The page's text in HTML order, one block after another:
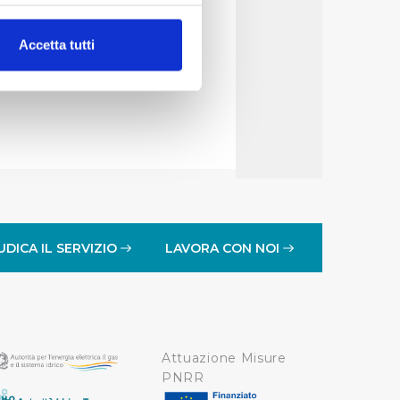
(impronte
informazioni sul
analisi dei dati web,
che l’Utente ha fornito
le finalità sopra indicate.
i singoli cookie
Accetta tutti
IL SERVIZIO LAVORA CON NOI
Attuazione Misure
PNRR